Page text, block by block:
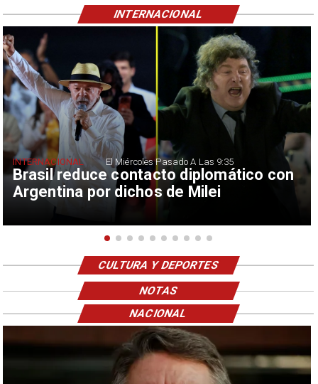
Brasil reduce contacto diplomático con
Argentina por dichos de Milei
INTERNACIONAL El Miércoles Pasado A Las 9:35
INTERNACIONAL
CULTURA Y DEPORTES
NOTAS
NACIONAL